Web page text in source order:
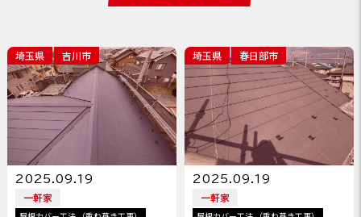
埼玉県 吉川市
2025.09.19
一軒家
埼玉県 春日部市
2025.09.19
一軒家